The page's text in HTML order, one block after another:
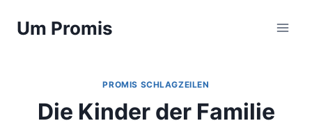
InhaltUm Promis
PROMIS SCHLAGZEILEN
Die Kinder der Familie